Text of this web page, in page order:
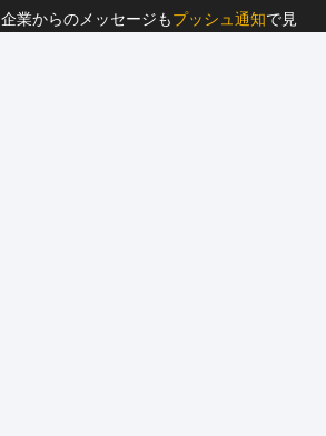
企業からのメッセージもプッシュ通知で見